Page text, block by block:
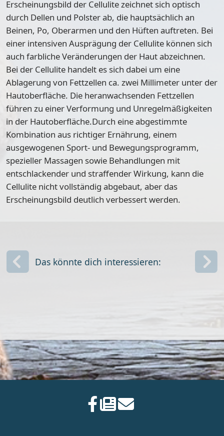
Erscheinungsbild der Cellulite zeichnet sich optisch
durch Dellen und Polster ab, die hauptsächlich an
Beinen, Po, Oberarmen und den Hüften auftreten. Bei
einer intensiven Ausprägung der Cellulite können sich
auch farbliche Veränderungen der Haut abzeichnen.
Bei der Cellulite handelt es sich dabei um eine
Ablagerung von Fettzellen ca. zwei Millimeter unter der
Hautoberfläche. Die heranwachsenden Fettzellen
führen zu einer Verformung und Unregelmäßigkeiten
in der Hautoberfläche.Durch eine abgestimmte
Kombination aus richtiger Ernährung, einem
ausgewogenen Sport- und Bewegungsprogramm,
spezieller Massagen sowie Behandlungen mit
entschlackender und straffender Wirkung, kann die
Cellulite nicht vollständig abgebaut, aber das
Erscheinungsbild deutlich verbessert werden.
Das könnte dich interessieren: